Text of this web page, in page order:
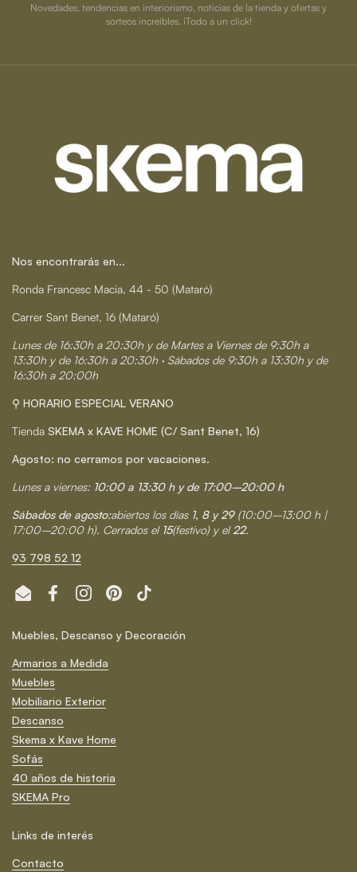
Novedades, tendencias en interiorismo, noticias de la tienda y ofertas y
sorteos increíbles. ¡Todo a un click!
Nos encontrarás en...
Ronda Francesc Macia, 44 - 50 (Mataró)
Carrer Sant Benet, 16 (Mataró)
Lunes de 16:30h a 20:30h y de Martes a Viernes de 9:30h a
13:30h y de 16:30h a 20:30h · Sábados de 9:30h a 13:30h y de
16:30h a 20:00h
⚲ HORARIO ESPECIAL VERANO
Tienda SKEMA x KAVE HOME (C/ Sant Benet, 16)
Agosto: no cerramos por vacaciones.
Lunes a viernes: 10:00 a 13:30 h y de 17:00–20:00 h
Sábados de agosto:abiertos los días 1, 8 y 29 (10:00–13:00 h |
17:00–20:00 h). Cerrados el 15(festivo) y el22.
93 798 52 12
Email FacebookInstagramPinterestTikTok
Muebles, Descanso y Decoración
Armarios a Medida
Muebles
Mobiliario Exterior
Descanso
Skema x Kave Home
Sofás
40 años de historia
SKEMA Pro
Links de interés
Contacto